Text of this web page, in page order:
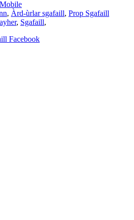
, Àrd-ùrlar sgafaill, Prop Sgafaill
, Sgafaill,